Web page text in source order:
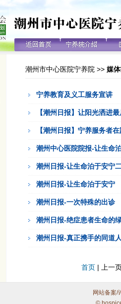
潮州市中心医院宁养院 >> 媒
宁养教育及义工服务宣讲
【潮州日报】让阳光洒进
【潮州日报】宁养服务者
潮州中心医院院报-让生命
潮州日报-让生命泊于安宁
潮州日报-让生命泊于安宁
潮州日报-一次特殊的出诊
潮州日报-绝症患者生命的
潮州日报-真正携手的同道
首页 | 上一
网站备案/